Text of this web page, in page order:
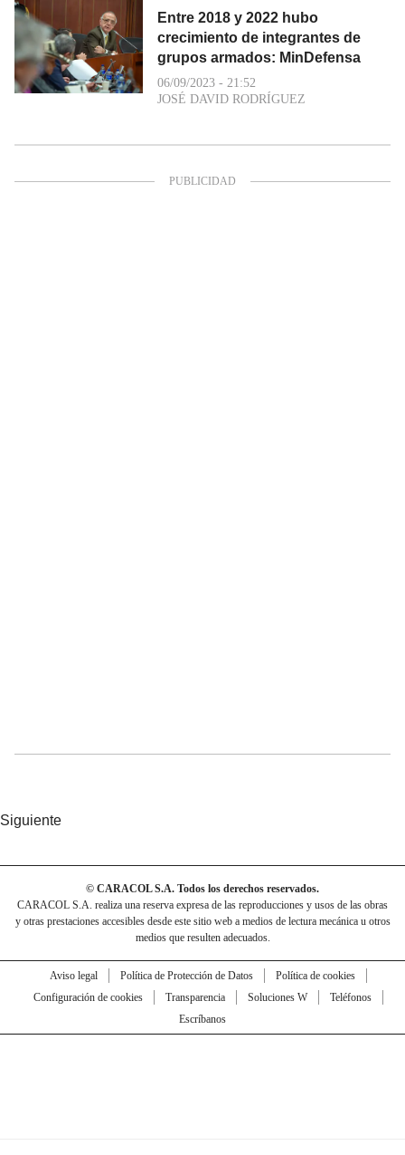
Entre 2018 y 2022 hubo
crecimiento de integrantes de
grupos armados: MinDefensa
06/09/2023 - 21:52
JOSÉ DAVID RODRÍGUEZ
Siguiente
© CARACOL S.A. Todos los derechos reservados.
CARACOL S.A. realiza una reserva expresa de las reproducciones y usos de las obras
y otras prestaciones accesibles desde este sitio web a medios de lectura mecánica u otros
medios que resulten adecuados.
Aviso legal Política de Protección de Datos
Política de cookies
Configuración de cookies
Transparencia Soluciones W
Teléfonos
Escríbanos